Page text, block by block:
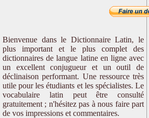
Bienvenue dans le Dictionnaire Latin, le
plus important et le plus complet des
dictionnaires de langue latine en ligne avec
un excellent conjugueur et un outil de
déclinaison performant. Une ressource très
utile pour les étudiants et les spécialistes. Le
vocabulaire latin peut être consulté
gratuitement ; n'hésitez pas à nous faire part
de vos impressions et commentaires.